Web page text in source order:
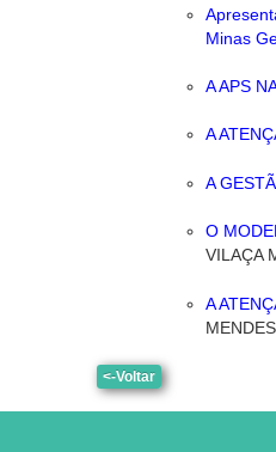
Minas
A APS
A
A
O
VILAÇA
A
MENDES
<-Voltar